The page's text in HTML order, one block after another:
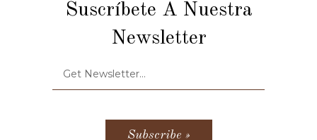
Suscríbete A Nuestra
Newsletter